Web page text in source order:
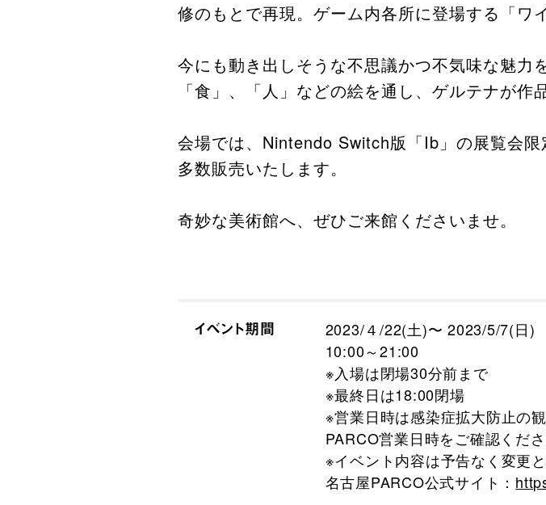
修のもとで再現。ゲーム内各所に登場する「ワ
今にも動き出しそうな不思議かつ不気味な魅力
「食」、「人」などの絵を通し、ゲルテナが作
会場では、Nintendo Switch版「Ib」の展覧会
多数販売いたします。​
奇妙な美術館へ、ぜひご来館くださいませ。​
イベント期間
2023/４/22(土)〜 2023/5/7(日)
10:00～21:00
※入場は閉場30分前まで
※最終日は18:00閉場
※営業日時は感染症拡大防止の
PARCO営業日時をご確認くださ
※イベント内容は予告なく変更
名古屋PARCO公式サイト：